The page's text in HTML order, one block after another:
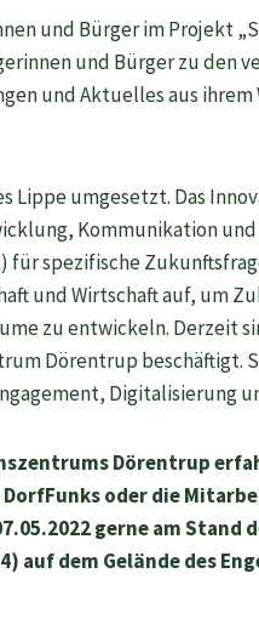
und Bürger im Projekt
und Bürger zu den
und Aktuelles aus ihrem
Lippe umgesetzt. Das
Kommunikation
für spezifische
und Wirtschaft auf, um
zu entwickeln. Derzeit
Dörentrup beschäftigt.
Digitalisierung
Dörentrup
oder die
gerne am Stand
auf dem Gelände des